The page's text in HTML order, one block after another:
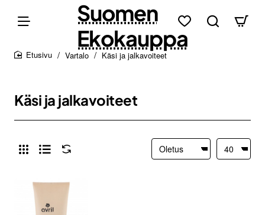
Suomen
Ekokauppa
Vartalo Käsi ja jalkavoiteet
Käsi ja jalkavoiteet